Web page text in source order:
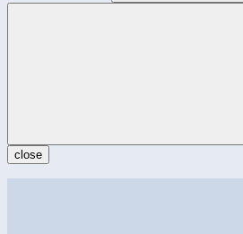
close